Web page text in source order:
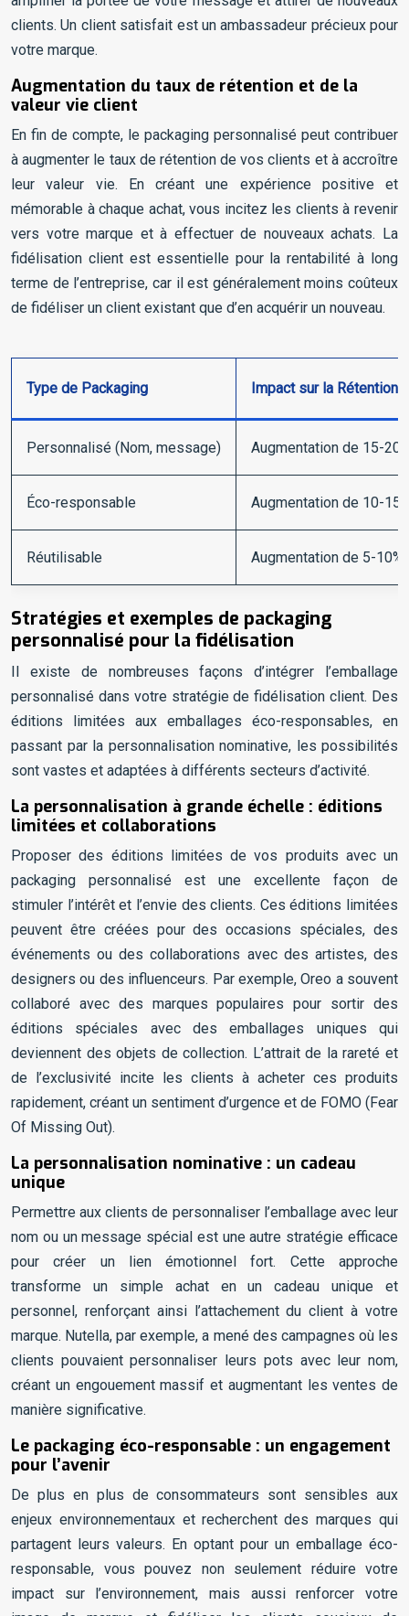
clients. Un client satisfait est un ambassadeur précieux pour
votre marque.
Augmentation du taux de rétention et de la
valeur vie client
En fin de compte, le packaging personnalisé peut contribuer
à augmenter le taux de rétention de vos clients et à accroître
leur valeur vie. En créant une expérience positive et
mémorable à chaque achat, vous incitez les clients à revenir
vers votre marque et à effectuer de nouveaux achats. La
fidélisation client est essentielle pour la rentabilité à long
terme de l’entreprise, car il est généralement moins coûteux
de fidéliser un client existant que d’en acquérir un nouveau.
Type de Packaging Impact sur la Rétention
Personnalisé (Nom, message) Augmentation de 15-
Éco-responsable Augmentation de 10-
Réutilisable Augmentation de 5-10%
Stratégies et exemples de packaging
personnalisé pour la fidélisation
Il existe de nombreuses façons d’intégrer l’emballage
personnalisé dans votre stratégie de fidélisation client. Des
éditions limitées aux emballages éco-responsables, en
passant par la personnalisation nominative, les possibilités
sont vastes et adaptées à différents secteurs d’activité.
La personnalisation à grande échelle : éditions
limitées et collaborations
Proposer des éditions limitées de vos produits avec un
packaging personnalisé est une excellente façon de
stimuler l’intérêt et l’envie des clients. Ces éditions limitées
peuvent être créées pour des occasions spéciales, des
événements ou des collaborations avec des artistes, des
designers ou des influenceurs. Par exemple, Oreo a souvent
collaboré avec des marques populaires pour sortir des
éditions spéciales avec des emballages uniques qui
deviennent des objets de collection. L’attrait de la rareté et
de l’exclusivité incite les clients à acheter ces produits
rapidement, créant un sentiment d’urgence et de FOMO (Fear
Of Missing Out).
La personnalisation nominative : un cadeau
unique
Permettre aux clients de personnaliser l’emballage avec leur
nom ou un message spécial est une autre stratégie efficace
pour créer un lien émotionnel fort. Cette approche
transforme un simple achat en un cadeau unique et
personnel, renforçant ainsi l’attachement du client à votre
marque. Nutella, par exemple, a mené des campagnes où les
clients pouvaient personnaliser leurs pots avec leur nom,
créant un engouement massif et augmentant les ventes de
manière significative.
Le packaging éco-responsable : un engagement
pour l’avenir
De plus en plus de consommateurs sont sensibles aux
enjeux environnementaux et recherchent des marques qui
partagent leurs valeurs. En optant pour un emballage éco-
responsable, vous pouvez non seulement réduire votre
impact sur l’environnement, mais aussi renforcer votre